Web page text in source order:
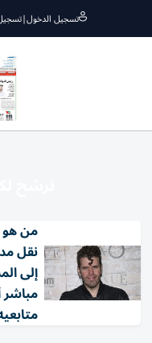
تسجيل الدخول|
من هو
نقل
إلى
مباشر